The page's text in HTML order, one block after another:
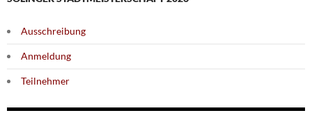
Ausschreibung
Anmeldung
Teilnehmer